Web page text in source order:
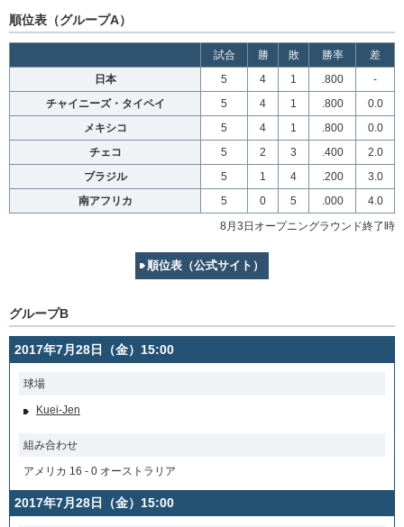
順位表（グループA）
試合 勝 敗 勝率
差
日本
5 4 1 .800
-
チャイニーズ・タイペイ
5 4 1 .800
0.0
メキシコ
5 4 1 .800
0.0
チェコ
5 2 3 .400
2.0
ブラジル
5 1 4 .200
3.0
南アフリカ
5 0 5 .000
4.0
8月3日オープニングラウンド終了時
順位表（公式サイト）
グループB
2017年7月28日（金）15:00
球場
Kuei-Jen
組み合わせ
アメリカ 16 - 0 オーストラリア
2017年7月28日（金）15:00